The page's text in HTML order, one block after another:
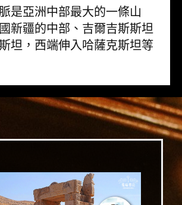
是亞洲中部最大的一條山
新疆的中部、吉爾吉斯斯坦
坦，西端伸入哈薩克斯坦等